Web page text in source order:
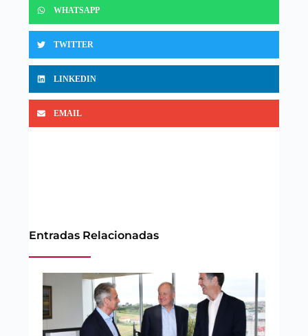
WHATSAPP
TWITTER
LINKEDIN
EMAIL
Entradas Relacionadas